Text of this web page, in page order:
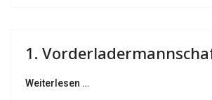
1.
Weiterlesen …